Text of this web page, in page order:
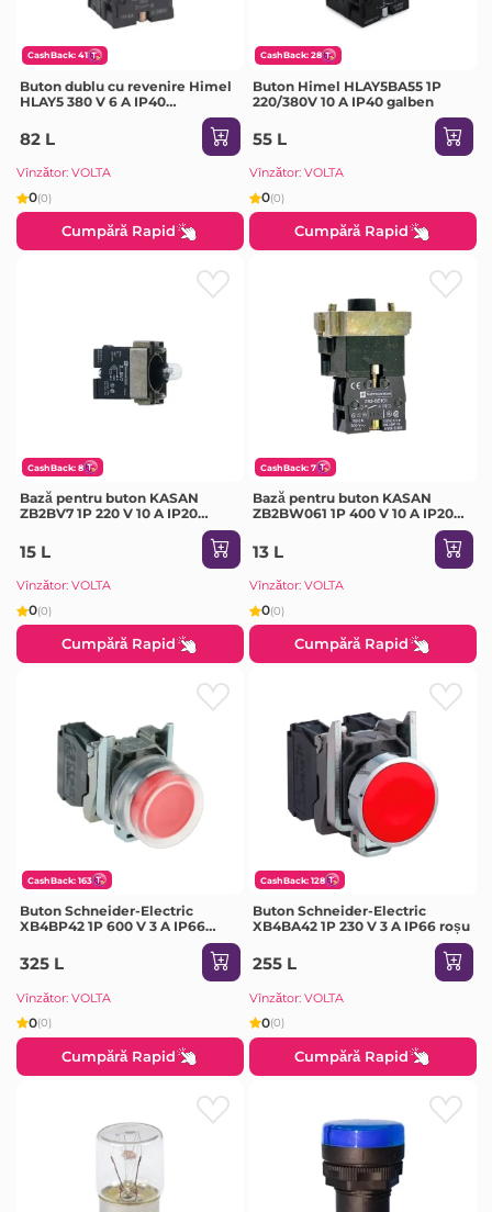
CashBack: 41
Buton dublu cu revenire Himel
HLAY5 380 V 6 A IP40
82 L
Vînzător: VOLTA
0(0)
Cumpără Rapid
CashBack: 28
Buton Himel HLAY5BA55 1P
220/380V 10 A IP40 galben
55 L
Vînzător: VOLTA
0(0)
Cumpără Rapid
CashBack: 8
Bază pentru buton KASAN
ZB2BV7 1P 220 V 10 A IP20
15 L
Vînzător: VOLTA
0(0)
Cumpără Rapid
CashBack: 7
Bază pentru buton KASAN
ZB2BW061 1P 400 V 10 A IP20
13 L
Vînzător: VOLTA
0(0)
Cumpără Rapid
CashBack: 163
Buton Schneider-Electric
XB4BP42 1P 600 V 3 A IP66
325 L
Vînzător: VOLTA
0(0)
Cumpără Rapid
CashBack: 128
Buton Schneider-Electric
XB4BA42 1P 230 V 3 A IP66 roșu
255 L
Vînzător: VOLTA
0(0)
Cumpără Rapid